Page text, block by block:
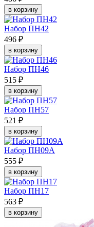
в корзину
Набор ПН42
496 ₽
в корзину
Набор ПН46
515 ₽
в корзину
Набор ПН57
521 ₽
в корзину
Набор ПН09А
555 ₽
в корзину
Набор ПН17
563 ₽
в корзину